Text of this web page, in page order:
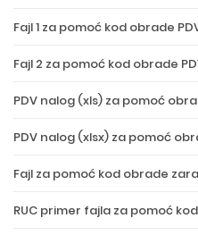
Fajl 1 za pomoć kod obrade
Fajl 2 za pomoć kod obrade
PDV nalog (xls) za pomoć
PDV nalog (xlsx) za pomoć
Fajl za pomoć kod obrade
RUC primer fajla za pomoć